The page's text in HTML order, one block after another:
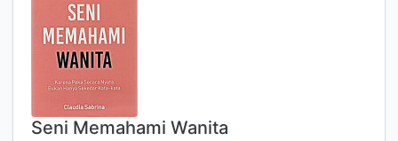
Seni Memahami Wanita